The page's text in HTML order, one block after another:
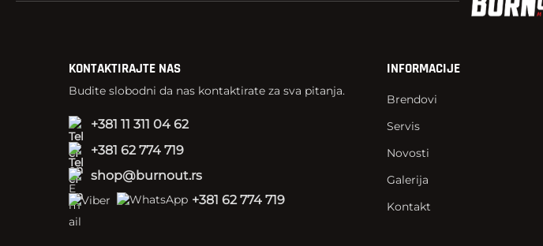
KONTAKTIRAJTE NAS
Budite slobodni da nas kontaktirate za sva pitanja.
+381 11 311 04 62
+381 62 774 719
shop@burnout.rs
+381 62 774 719
INFORMACIJE
Brendovi
Servis
Novosti
Galerija
Kontakt